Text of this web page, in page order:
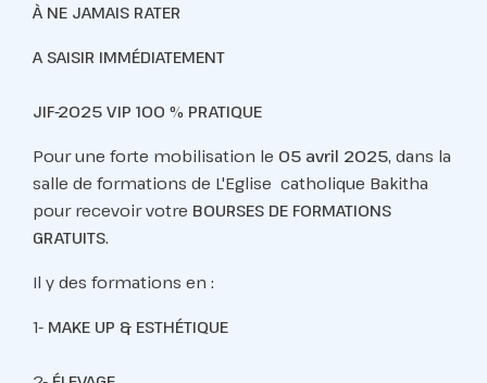
À NE JAMAIS RATER
A SAISIR IMMÉDIATEMENT
JIF-2025 VIP 100 % PRATIQUE
Pour une forte mobilisation le 05 avril 2025, dans la
salle de formations de L'Eglise catholique Bakitha
pour recevoir votre BOURSES DE FORMATIONS
GRATUITS.
Il y des formations en :
1- MAKE UP & ESTHÉTIQUE